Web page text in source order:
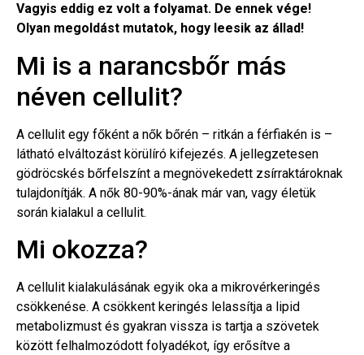
Vagyis eddig ez volt a folyamat. De ennek vége!
Olyan megoldást mutatok, hogy leesik az állad!
Mi is a narancsbőr más
néven cellulit?
A cellulit egy főként a nők bőrén – ritkán a férfiakén is –
látható elváltozást körülíró kifejezés. A jellegzetesen
gödröcskés bőrfelszínt a megnövekedett zsírraktároknak
tulajdonítják. A nők 80-90%-ának már van, vagy életük
során kialakul a cellulit.
Mi okozza?
A cellulit kialakulásának egyik oka a mikrovérkeringés
csökkenése. A csökkent keringés lelassítja a lipid
metabolizmust és gyakran vissza is tartja a szövetek
között felhalmozódott folyadékot, így erősítve a